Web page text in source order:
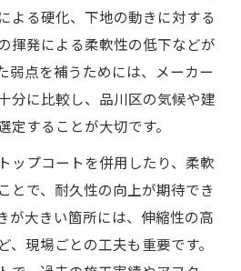
よる硬化、下地の動きに対する
揮発による柔軟性の低下などが
弱点を補うためには、メーカー
分に比較し、品川区の気候や建
することが大切です。
ップコートを併用したり、柔軟
とで、耐久性の向上が期待でき
が大きい箇所には、伸縮性の高
、現場ごとの工夫も重要です。